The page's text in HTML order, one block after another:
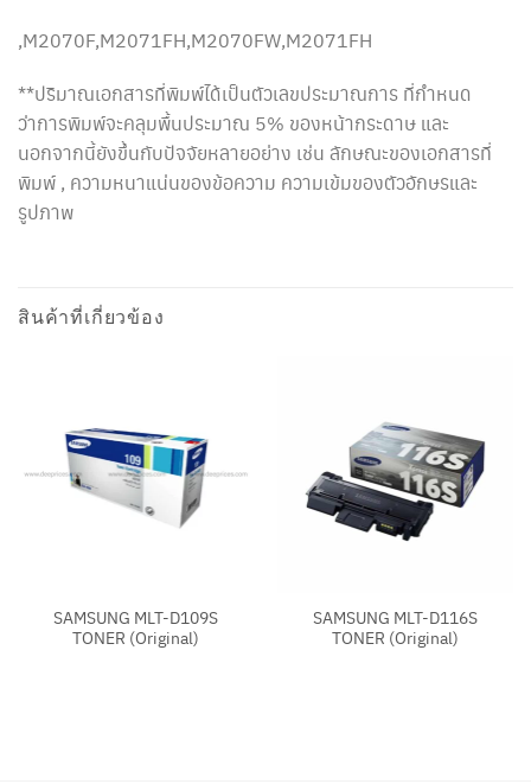
,M2070F,M2071FH,M2070FW,M2071FH
**ปริมาณเอกสารที่พิมพ์ได้เป็นตัวเลขประมาณการ ที่กำหนด
ว่าการพิมพ์จะคลุมพื้นประมาณ 5% ของหน้ากระดาษ และ
นอกจากนี้ยังขึ้นกับปัจจัยหลายอย่าง เช่น ลักษณะของเอกสารที่
พิมพ์ , ความหนาแน่นของข้อความ ความเข้มของตัวอักษรและ
รูปภาพ
สินค้าที่เกี่ยวข้อง
SAMSUNG MLT-D109S
TONER (Original)
SAMSUNG MLT-D116S
TONER (Original)